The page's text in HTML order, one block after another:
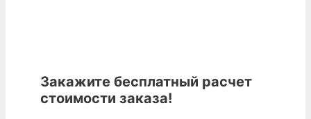
Закажите бесплатный расчет
стоимости заказа!